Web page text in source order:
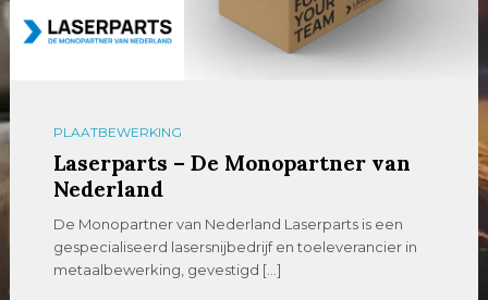
PLAATBEWERKING
Laserparts – De Monopartner van
Nederland
De Monopartner van Nederland Laserparts is een
gespecialiseerd lasersnijbedrijf en toeleverancier in
metaalbewerking, gevestigd […]